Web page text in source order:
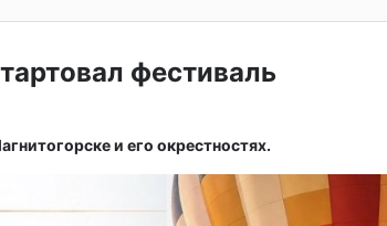
фестиваль
и его окрестностях.